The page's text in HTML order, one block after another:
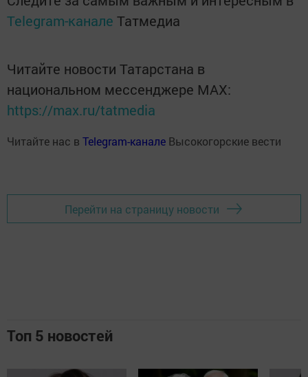
Telegram-канале Татмедиа
Читайте новости Татарстана в
национальном мессенджере MАХ:
https://max.ru/tatmedia
Читайте нас в Telegram-канале Высокогорские вести
Перейти на страницу новости
Топ 5 новостей